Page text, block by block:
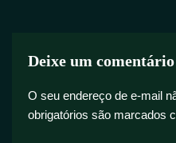
Deixe um comentário
O seu endereço de e-mail
obrigatórios são marcados